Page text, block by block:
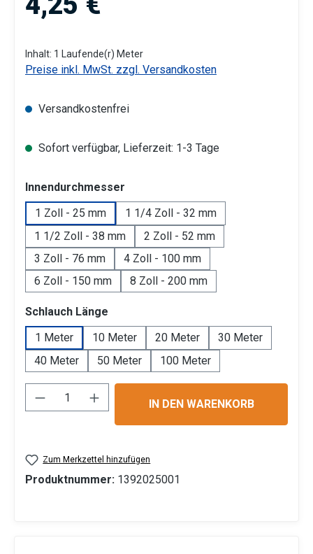
Inhalt: 1 Laufende(r) Meter
Preise inkl. MwSt. zzgl. Versandkosten
Versandkostenfrei
Sofort verfügbar, Lieferzeit: 1-3 Tage
Innendurchmesser
1 Zoll - 25 mm
1 1/4 Zoll - 32 mm
1 1/2 Zoll - 38 mm
2 Zoll - 52 mm
3 Zoll - 76 mm
4 Zoll - 100 mm
6 Zoll - 150 mm
8 Zoll - 200 mm
Schlauch Länge
1 Meter
10 Meter 20 Meter
30 Meter
40 Meter
50 Meter 100 Meter
Produkt Anzahl: Gib den gewünschten
IN DEN WARENKORB
Zum Merkzettel hinzufügen
Produktnummer: 1392025001